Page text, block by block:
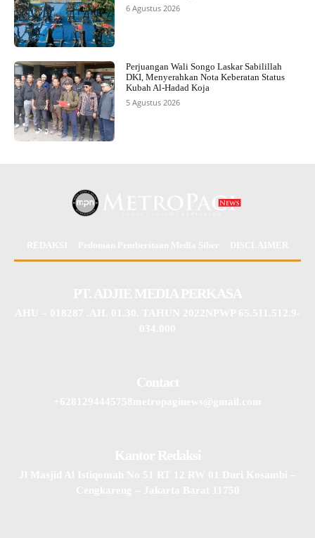
6 Agustus 2026
Perjuangan Wali Songo Laskar Sabilillah
DKI, Menyerahkan Nota Keberatan Status
Kubah Al-Hadad Koja
5 Agustus 2026